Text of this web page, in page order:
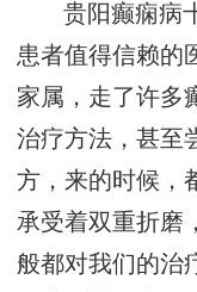
贵阳癫痫病
患者值得信赖的
家属，走了许多
治疗方法，甚至
方，来的时候，
承受着双重折磨
般都对我们的治